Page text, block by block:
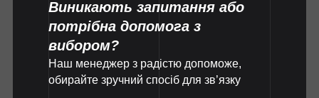
Виникають запитання або
потрібна допомога з
вибором?
Наш менеджер з радістю допоможе,
обирайте зручний спосіб для зв’язку